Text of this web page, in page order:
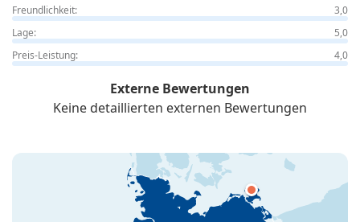
Freundlichkeit:
3,0
Lage:
5,0
Preis-Leistung:
4,0
Externe Bewertungen
Keine detaillierten externen Bewertungen